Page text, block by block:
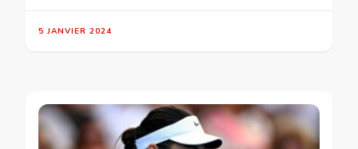
5 JANVIER 2024